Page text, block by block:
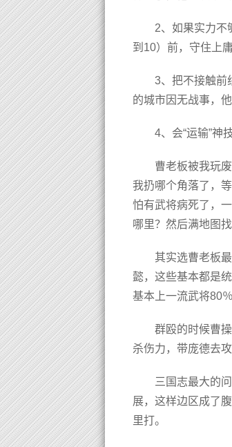
2、如果实力不
到10）前，守住上
3、把不接触前
的城市因无战事，
4、会“运输”神
曹老板被我玩
我扔哪个角落了，
怕有武将病死了，
哪里？然后满地图找
其实选曹老板
懿，这些基本都是
基本上一流武将80
群殴的时候曹
杀伤力，带庞德去
三国志最大的
展，这样边区成了
里打。